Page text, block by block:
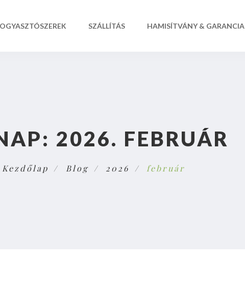
SZÁLLÍTÁS HAMISÍTVÁNY & GARANCIA
2026. FEBRUÁR
Kezdőlap Blog 2026 február